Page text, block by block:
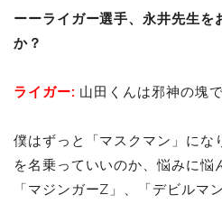
ーーライガー選手、永井先生を
か？
ライガー: 山田くんは邪神の塊
僕はずっと「マスクマン」にな
を名乗っていいのか、悩みに悩
「マジンガーZ」、「デビルマ